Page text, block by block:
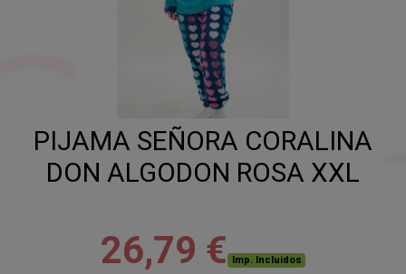
PIJAMA SEÑORA CORALINA
DON ALGODON ROSA XXL
26,79 € Imp. Incluidos